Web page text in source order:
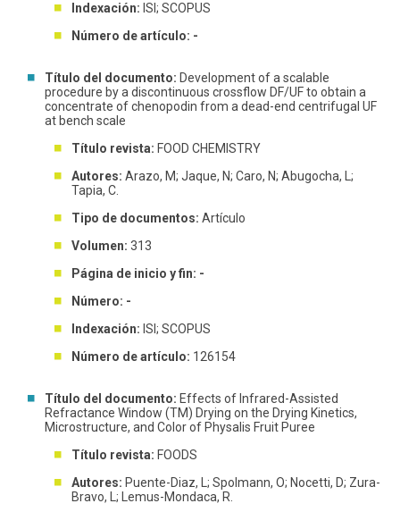
Indexación: ISI; SCOPUS
Número de artículo: -
Título del documento: Development of a scalable
procedure by a discontinuous crossflow DF/UF to obtain a
concentrate of chenopodin from a dead-end centrifugal UF
at bench scale
Título revista: FOOD CHEMISTRY
Autores: Arazo, M; Jaque, N; Caro, N; Abugocha, L;
Tapia, C.
Tipo de documentos: Artículo
Volumen: 313
Página de inicio y fin: -
Número: -
Indexación: ISI; SCOPUS
Número de artículo: 126154
Título del documento: Effects of Infrared-Assisted
Refractance Window (TM) Drying on the Drying Kinetics,
Microstructure, and Color of Physalis Fruit Puree
Título revista: FOODS
Autores: Puente-Diaz, L; Spolmann, O; Nocetti, D; Zura-
Bravo, L; Lemus-Mondaca, R.